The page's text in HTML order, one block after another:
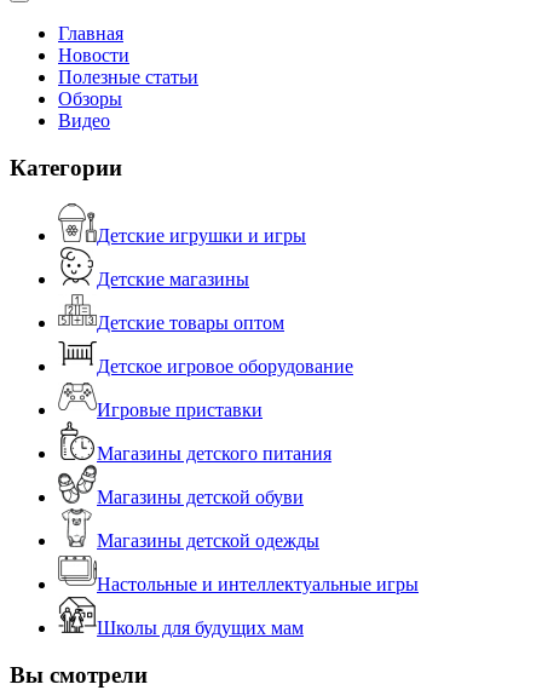
Главная
Новости
Полезные статьи
Обзоры
Видео
Категории
Детские игрушки и игры
Детские магазины
Детские товары оптом
Детское игровое оборудование
Игровые приставки
Магазины детского питания
Магазины детской обуви
Магазины детской одежды
Настольные и интеллектуальные игры
Школы для будущих мам
Вы смотрели